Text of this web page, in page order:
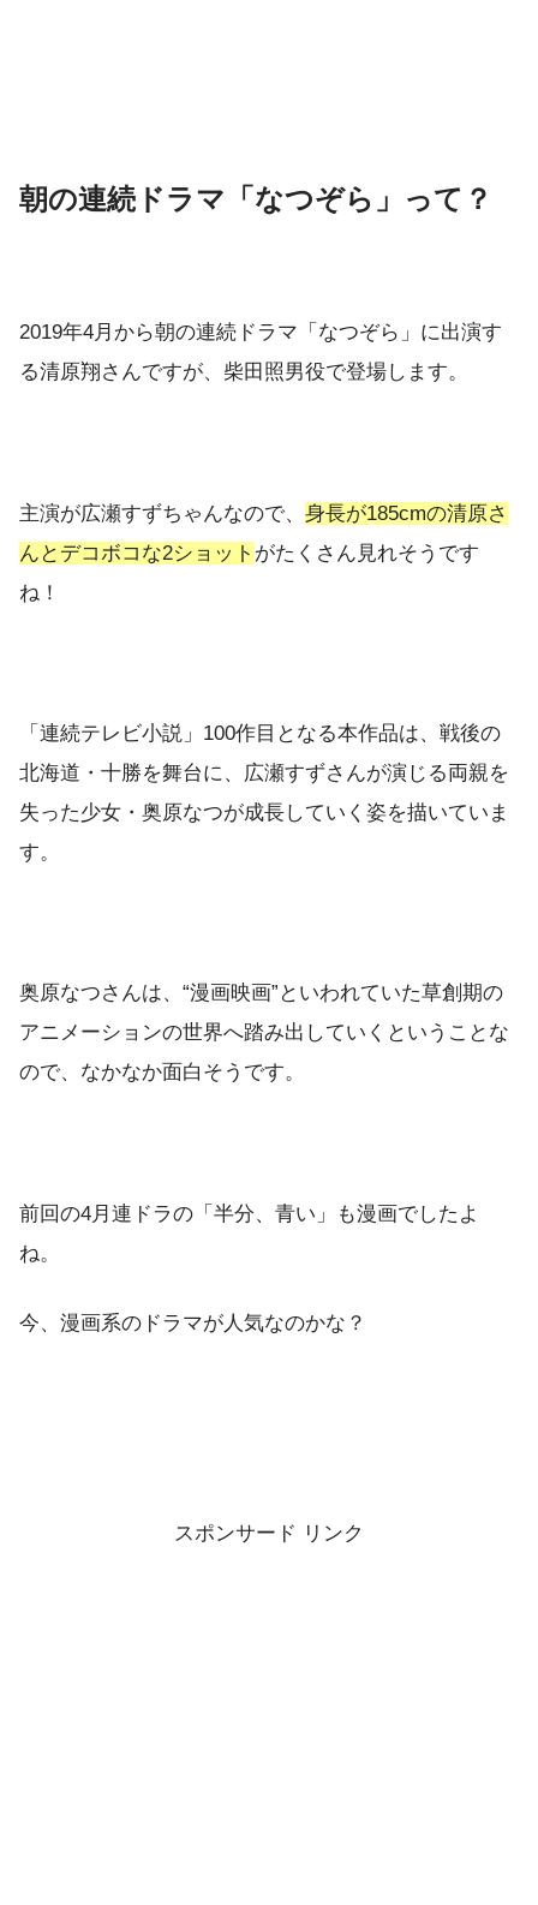
朝の連続ドラマ「なつぞら」って？
2019年4月から朝の連続ドラマ「なつぞら」に出演す
る清原翔さんですが、柴田照男役で登場します。
主演が広瀬すずちゃんなので、 身長が185cmの清原さ
んとデコボコな2ショット がたくさん見れそうです
ね！
「連続テレビ小説」100作目となる本作品は、戦後の
北海道・十勝を舞台に、広瀬すずさんが演じる両親を
失った少女・奥原なつが成長していく姿を描いていま
す。
奥原なつさんは、“漫画映画”といわれていた草創期の
アニメーションの世界へ踏み出していくということな
ので、なかなか面白そうです。
前回の4月連ドラの「半分、青い」も漫画でしたよ
ね。
今、漫画系のドラマが人気なのかな？
スポンサード リンク